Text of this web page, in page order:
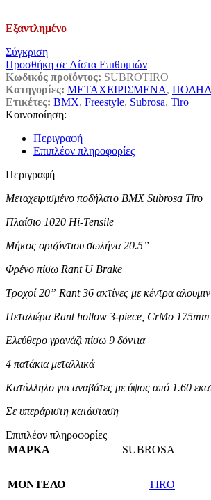
Εξαντλημένο
Σύγκριση
Προσθήκη σε Λίστα Επιθυμιών
Κωδικός προϊόντος: SUBROTIRO
Κατηγορίες: ΜΕΤΑΧΕΙΡΙΣΜΕΝΑ,
Ετικέτες: BMX, Freestyle, Subrosa, Tiro
Κοινοποίηση:
Περιγραφή
Επιπλέον πληροφορίες
Περιγραφή
Μεταχειρισμένο ποδήλατο BMX Subrosa Tiro
Πλαίσιο 1020 Hi-Tensile
Μήκος οριζόντιου σωλήνα 20.5”
Φρένο πίσω Rant U Brake
Τροχοί 20” Rant 36 ακτίνες με κέντρα
Πεταλιέρα Rant hollow 3-piece, CrMo 175mm
Ελεύθερο γρανάζι πίσω 9 δόντια
4 πατάκια μεταλλικά
Κατάλληλο για αναβάτες με ύψος από 1.60
Σε υπεράριστη κατάσταση
Επιπλέον πληροφορίες
ΜΑΡΚΑ
SUBROSA
ΜΟΝΤΕΛΟ TIRO